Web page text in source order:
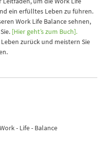
ein erfülltes Leben zu führen.
Work Life Balance sehnen,
[Hier geht’s zum Buch].
zurück und meistern Sie
Work - Life - Balance